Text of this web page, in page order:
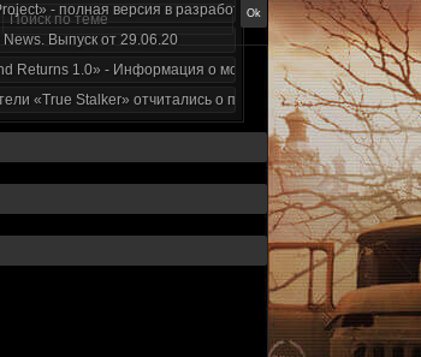
- полная версия в разработке!
Выпуск от 29.06.20
Returns 1.0» - Информация о моде за июнь 2020
«True Stalker» отчитались о проделанной работе